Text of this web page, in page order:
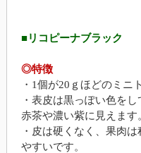
■リコピーナブラック
◎特徴
・1個が20ｇほどのミニ
・表皮は黒っぽい色を
赤茶や濃い紫に見えます
・皮は硬くなく、果肉
やすいです。